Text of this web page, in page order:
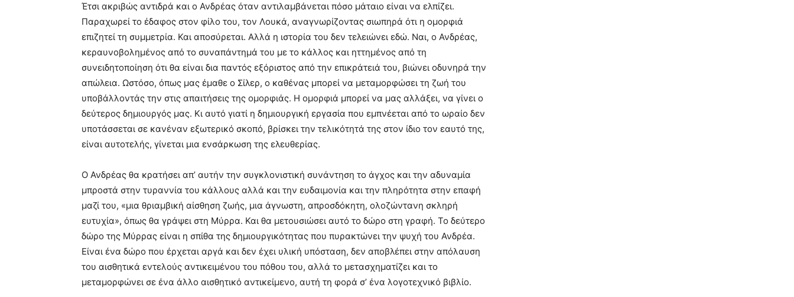
Έτσι ακριβώς αντιδρά και ο Ανδρέας όταν αντιλαμβάνεται πόσο μάταιο είναι να ελπίζει.
Παραχωρεί το έδαφος στον φίλο του, τον Λουκά, αναγνωρίζοντας σιωπηρά ότι η ομορφιά
επιζητεί τη συμμετρία. Και αποσύρεται. Αλλά η ιστορία του δεν τελειώνει εδώ. Ναι, ο Ανδρέας,
κεραυνοβολημένος από το συναπάντημά του με το κάλλος και ηττημένος από τη
συνειδητοποίηση ότι θα είναι δια παντός εξόριστος από την επικράτειά του, βιώνει οδυνηρά την
απώλεια. Ωστόσο, όπως μας έμαθε ο Σίλερ, ο καθένας μπορεί να μεταμορφώσει τη ζωή του
υποβάλλοντάς την στις απαιτήσεις της ομορφιάς. Η ομορφιά μπορεί να μας αλλάξει, να γίνει ο
δεύτερος δημιουργός μας. Κι αυτό γιατί η δημιουργική εργασία που εμπνέεται από το ωραίο δεν
υποτάσσεται σε κανέναν εξωτερικό σκοπό, βρίσκει την τελικότητά της στον ίδιο τον εαυτό της,
είναι αυτοτελής, γίνεται μια ενσάρκωση της ελευθερίας.
Ο Ανδρέας θα κρατήσει απ’ αυτήν την συγκλονιστική συνάντηση το άγχος και την αδυναμία
μπροστά στην τυραννία του κάλλους αλλά και την ευδαιμονία και την πληρότητα στην επαφή
μαζί του, «μια θριαμβική αίσθηση ζωής, μια άγνωστη, απροσδόκητη, ολοζώντανη σκληρή
ευτυχία», όπως θα γράψει στη Μύρρα. Και θα μετουσιώσει αυτό το δώρο στη γραφή. Το δεύτερο
δώρο της Μύρρας είναι η σπίθα της δημιουργικότητας που πυρακτώνει την ψυχή του Ανδρέα.
Είναι ένα δώρο που έρχεται αργά και δεν έχει υλική υπόσταση, δεν αποβλέπει στην απόλαυση
του αισθητικά εντελούς αντικειμένου του πόθου του, αλλά το μετασχηματίζει και το
μεταμορφώνει σε ένα άλλο αισθητικό αντικείμενο, αυτή τη φορά σ’ ένα λογοτεχνικό βιβλίο.